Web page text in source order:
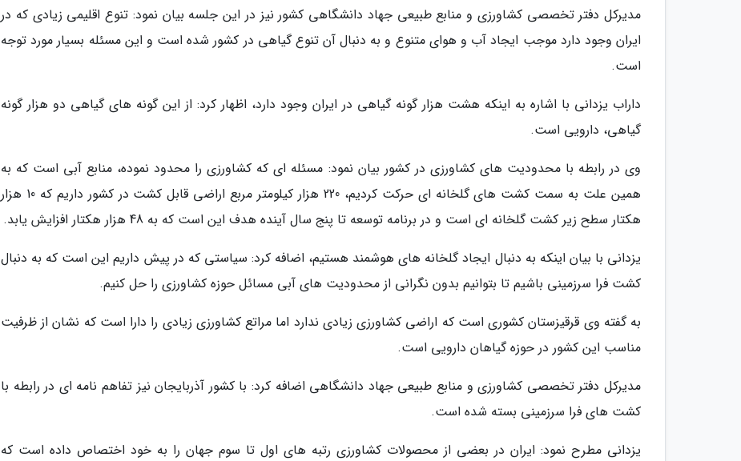
مدیرکل دفتر تخصصی کشاورزی و منابع طبیعی جهاد دانشگاهی کشور نیز در این جلسه بیان نمود: تنوع اقلیمی زیادی که در
ایران وجود دارد موجب ایجاد آب و هوای متنوع و به دنبال آن تنوع گیاهی در کشور شده است و این مسئله بسیار مورد توجه
است.
داراب یزدانی با اشاره به اینکه هشت هزار گونه گیاهی در ایران وجود دارد، اظهار کرد: از این گونه های گیاهی دو هزار گونه
گیاهی، دارویی است.
وی در رابطه با محدودیت های کشاورزی در کشور بیان نمود: مسئله ای که کشاورزی را محدود نموده، منابع آبی است که به
همین علت به سمت کشت های گلخانه ای حرکت کردیم، 220 هزار کیلومتر مربع اراضی قابل کشت در کشور داریم که 10 هزار
هکتار سطح زیر کشت گلخانه ای است و در برنامه توسعه تا پنج سال آینده هدف این است که به 48 هزار هکتار افزایش یابد.
یزدانی با بیان اینکه به دنبال ایجاد گلخانه های هوشمند هستیم، اضافه کرد: سیاستی که در پیش داریم این است که به دنبال
کشت فرا سرزمینی باشیم تا بتوانیم بدون نگرانی از محدودیت های آبی مسائل حوزه کشاورزی را حل کنیم.
به گفته وی قرقیزستان کشوری است که اراضی کشاورزی زیادی ندارد اما مراتع کشاورزی زیادی را دارا است که نشان از ظرفیت
مناسب این کشور در حوزه گیاهان دارویی است.
مدیرکل دفتر تخصصی کشاورزی و منابع طبیعی جهاد دانشگاهی اضافه کرد: با کشور آذربایجان نیز تفاهم نامه ای در رابطه با
کشت های فرا سرزمینی بسته شده است.
یزدانی مطرح نمود: ایران در بعضی از محصولات کشاورزی رتبه های اول تا سوم جهان را به خود اختصاص داده است که